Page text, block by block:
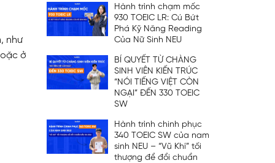
như
ở
Hành trình chạm mốc
930 TOEIC LR: Cú Bứt
Phá Kỹ Năng Reading
Của Nữ Sinh NEU
BÍ QUYẾT TỪ CHÀNG
SINH VIÊN KIẾN TRÚC
“NÓI TIẾNG VIỆT CÒN
NGẠI” ĐẾN 330 TOEIC
SW
Hành trình chinh phục
340 TOEIC SW của nam
sinh NEU – “Vũ Khí” tối
thượng để đổi chuẩn